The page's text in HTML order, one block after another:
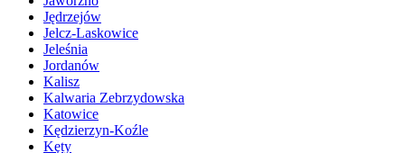
Jędrzejów
Jelcz-Laskowice
Jeleśnia
Jordanów
Kalisz
Kalwaria Zebrzydowska
Katowice
Kędzierzyn-Koźle
Kęty